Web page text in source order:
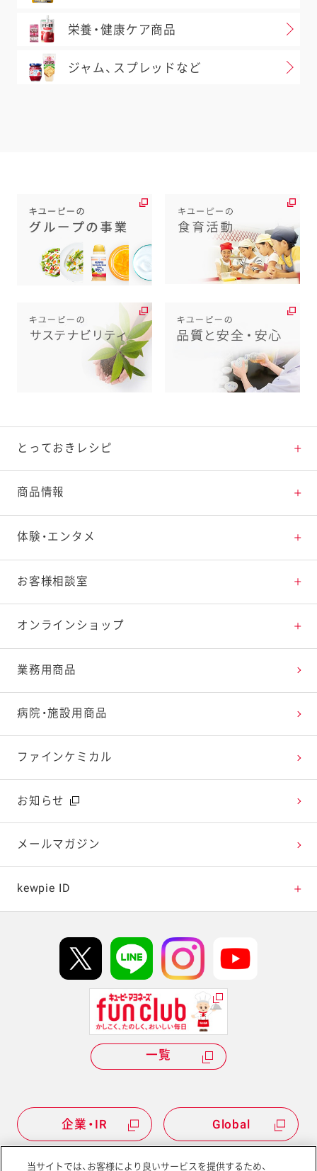
栄養・健康ケア商品
ジャム、スプレッドなど
企業・IR Global
とっておきレシピ
とっておきレシピトップ
素材の知識
料理の基本
特集レシピ
レシピランキング
レシピ動画
今日のレシピギャラリー
商品情報
商品情報トップ
新商品・リニューアル品一覧
販売終了商品一覧
体験・エンタメ
体験・エンタメトップ
マヨテラス（見学施設）
オープンキッチン（工場見学）
深谷テラス ヤサイな仲間たちファーム
おたのしみコンテンツ
広告ギャラリー
テレビ・ラジオ
キャンペーン・イベント
お客様相談室
お客様相談室トップ
よくお寄せいただくご質問
お客様の声を活かしました
オンラインショップ
Qummy
キユーピーウエルネス
業務用商品
病院・施設用商品
ファインケミカル
お知らせ
メールマガジン
kewpie ID
Hi! kewpieについて
Qummyについて
一覧
当サイトでは、お客様により良いサービスを提供するため、